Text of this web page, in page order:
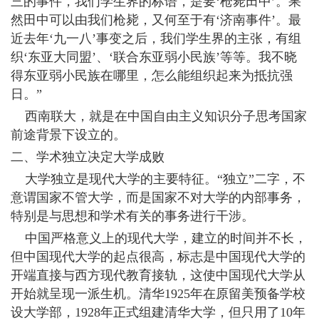
然田中可以由我们枪毙，又何至于有‘济南事件’。最
近去年‘九一八’事变之后，我们学生界的主张，有组
织‘东亚大同盟’、‘联合东亚弱小民族’等等。我不晓
得东亚弱小民族在哪里，怎么能组织起来为抵抗强
日。”
西南联大，就是在中国自由主义知识分子思考国家
前途背景下设立的。
二、学术独立决定大学成败
大学独立是现代大学的主要特征。“独立”二字，不
意谓国家不管大学，而是国家不对大学的内部事务，
特别是与思想和学术有关的事务进行干涉。
中国严格意义上的现代大学，建立的时间并不长，
但中国现代大学的起点很高，标志是中国现代大学的
开端直接与西方现代教育接轨，这使中国现代大学从
开始就呈现一派生机。清华1925年在原留美预备学校
设大学部，1928年正式组建清华大学，但只用了10年